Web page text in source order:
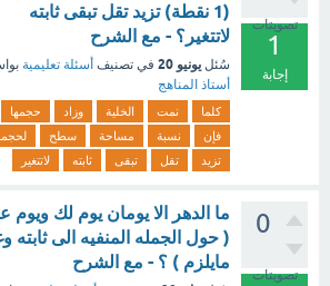
تصويتات
1
إجابة
(1 نقطة) تزيد تقل تبقى ثابته
لاتتغير؟ - مع الشرح
سُئل يونيو 20 في تصنيف أسئلة تعليمية
أستاذ المناهج
كلما نمت الخلية وزاد
حجمها
فإن
نسبة مساحة سطح
تزيد
تقل تبقى ثابته لاتتغير
0
تصويتات
ما الدهر الا يومان يوم لك ويوم
( حول الجمله المنفيه الى ثابته
مايلزم ) ؟ - مع الشرح